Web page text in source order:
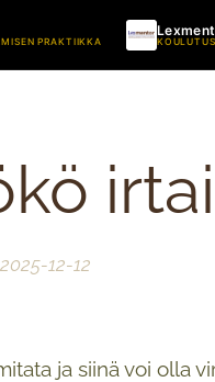
PRAKTIIKKA
2025-12-12
ja siinä voi olla